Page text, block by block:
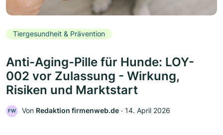
Tiergesundheit & Prävention
Anti-Aging-Pille für Hunde: LOY-
002 vor Zulassung - Wirkung,
Risiken und Marktstart
FW Von Redaktion firmenweb.de ‧ 14. April 2026